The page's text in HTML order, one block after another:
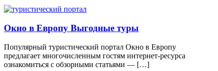
Окно в Европу Выгодные туры
Популярный туристический портал Окно в Европу
предлагает многочисленным гостям интернет-ресурса
ознакомиться с обзорными статьями — […]